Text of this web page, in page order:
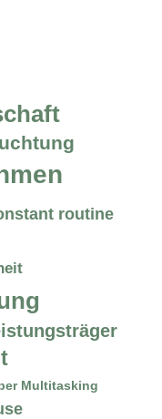
routine
Multitasking